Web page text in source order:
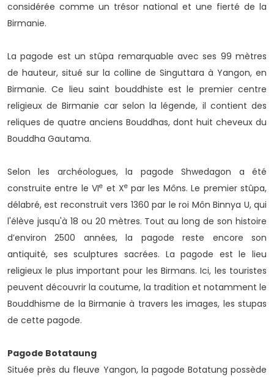
considérée comme un trésor national et une fierté de la
Birmanie.
La pagode est un stûpa remarquable avec ses 99 mètres
de hauteur, situé sur la colline de Singuttara à Yangon, en
Birmanie. Ce lieu saint bouddhiste est le premier centre
religieux de Birmanie car selon la légende, il contient des
reliques de quatre anciens Bouddhas, dont huit cheveux du
Bouddha Gautama.
Selon les archéologues, la pagode Shwedagon a été
construite entre le VIe et Xe par les Môns. Le premier stûpa,
délabré, est reconstruit vers 1360 par le roi Môn Binnya U, qui
l'élève jusqu'à 18 ou 20 mètres. Tout au long de son histoire
d’environ 2500 années, la pagode reste encore son
antiquité, ses sculptures sacrées. La pagode est le lieu
religieux le plus important pour les Birmans. Ici, les touristes
peuvent découvrir la coutume, la tradition et notamment le
Bouddhisme de la Birmanie à travers les images, les stupas
de cette pagode.
Pagode Botataung
Située près du fleuve Yangon, la pagode Botatung possède